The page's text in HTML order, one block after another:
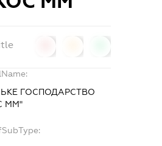
ГОСПОДАРСТВО
ММ"